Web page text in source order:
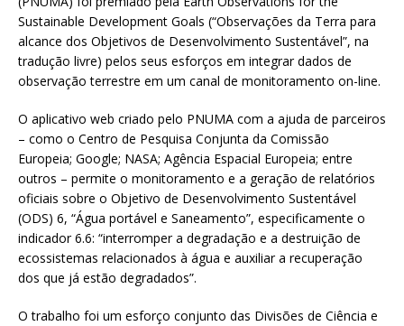
Sustainable Development Goals (“Observações da Terra para
alcance dos Objetivos de Desenvolvimento Sustentável”, na
tradução livre) pelos seus esforços em integrar dados de
observação terrestre em um canal de monitoramento on-line.
O aplicativo web criado pelo PNUMA com a ajuda de parceiros
– como o Centro de Pesquisa Conjunta da Comissão
Europeia; Google; NASA; Agência Espacial Europeia; entre
outros – permite o monitoramento e a geração de relatórios
oficiais sobre o Objetivo de Desenvolvimento Sustentável
(ODS) 6, “Água portável e Saneamento”, especificamente o
indicador 6.6: “interromper a degradação e a destruição de
ecossistemas relacionados à água e auxiliar a recuperação
dos que já estão degradados”.
O trabalho foi um esforço conjunto das Divisões de Ciência e